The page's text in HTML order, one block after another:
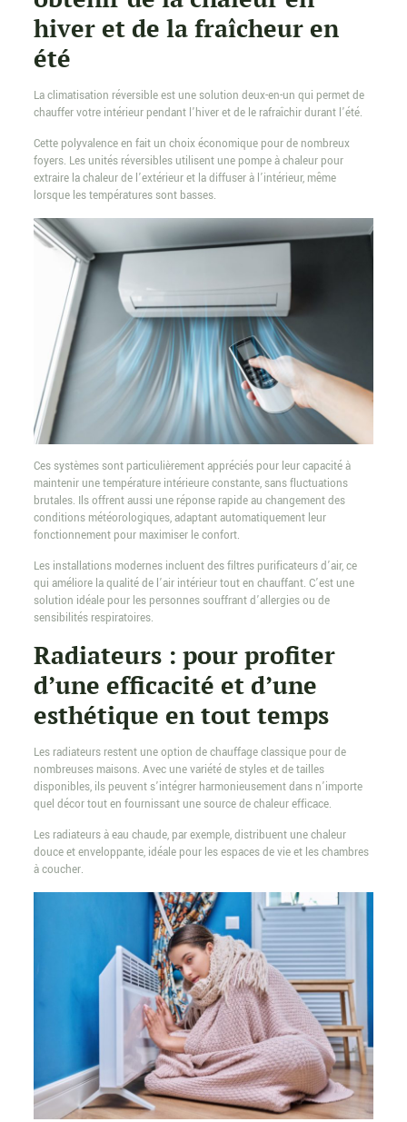
hiver et de la fraîcheur en
été
La climatisation réversible est une solution deux-en-un qui permet de
chauffer votre intérieur pendant l’hiver et de le rafraîchir durant l’été.
Cette polyvalence en fait un choix économique pour de nombreux
foyers. Les unités réversibles utilisent une pompe à chaleur pour
extraire la chaleur de l’extérieur et la diffuser à l’intérieur, même
lorsque les températures sont basses.
Ces systèmes sont particulièrement appréciés pour leur capacité à
maintenir une température intérieure constante, sans fluctuations
brutales. Ils offrent aussi une réponse rapide au changement des
conditions météorologiques, adaptant automatiquement leur
fonctionnement pour maximiser le confort.
Les installations modernes incluent des filtres purificateurs d’air, ce
qui améliore la qualité de l’air intérieur tout en chauffant. C’est une
solution idéale pour les personnes souffrant d’allergies ou de
sensibilités respiratoires.
Radiateurs : pour profiter
d’une efficacité et d’une
esthétique en tout temps
Les radiateurs restent une option de chauffage classique pour de
nombreuses maisons. Avec une variété de styles et de tailles
disponibles, ils peuvent s’intégrer harmonieusement dans n’importe
quel décor tout en fournissant une source de chaleur efficace.
Les radiateurs à eau chaude, par exemple, distribuent une chaleur
douce et enveloppante, idéale pour les espaces de vie et les chambres
à coucher.